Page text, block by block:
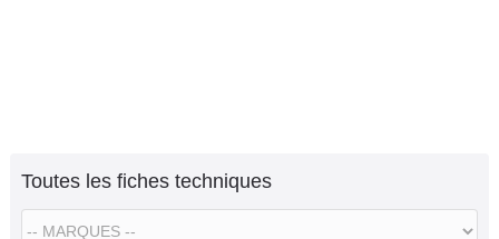
Toutes les fiches techniques